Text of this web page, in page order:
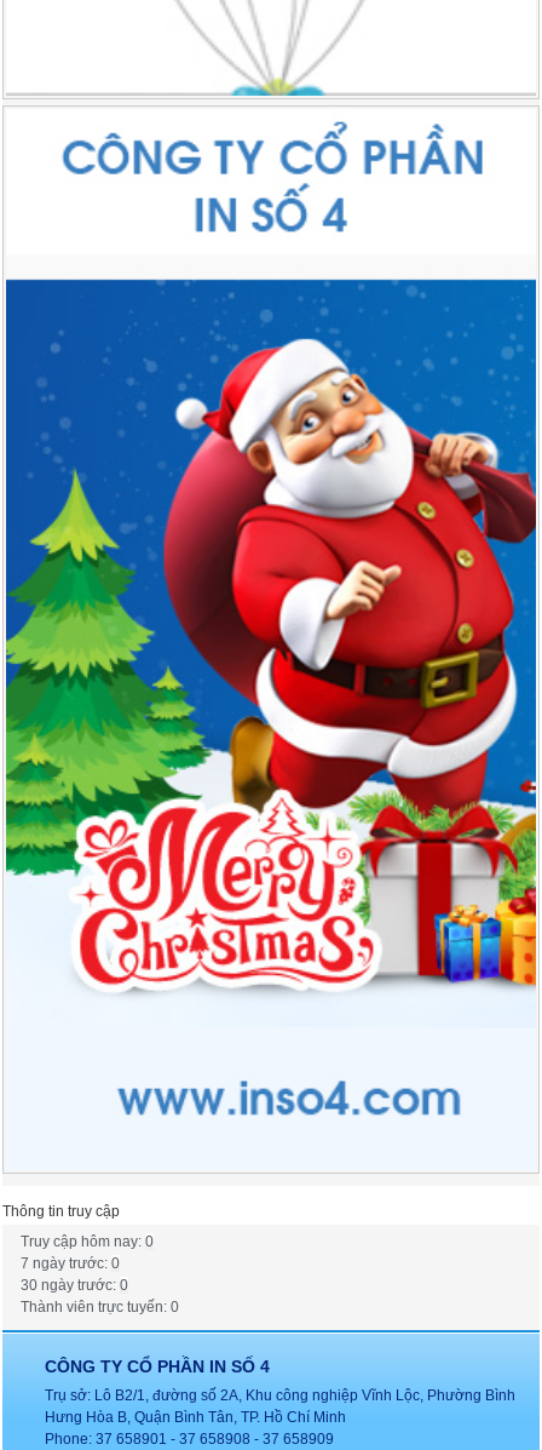
Thông tin truy cập
Truy cập hôm nay: 0
7 ngày trước: 0
30 ngày trước: 0
Thành viên trực tuyến: 0
CÔNG TY CỔ PHẦN IN SỐ 4
Trụ sở: Lô B2/1, đường số 2A, Khu công nghiệp Vĩnh Lộc, Phường Bình
Hưng Hòa B, Quận Bình Tân, TP. Hồ Chí Minh
Phone: 37 658901 - 37 658908 - 37 658909